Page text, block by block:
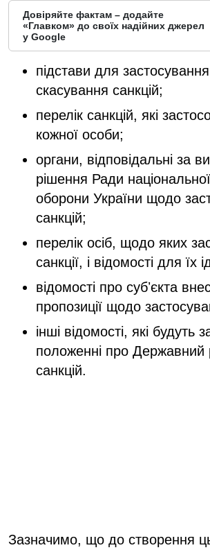
Довіряйте фактам – додайте
«Главком» до своїх надійних джерел
у Google
підстави для
скасування санкцій;
перелік санкцій, які
кожної особи;
органи, відповідальні за
рішення Ради
оборони України щодо
санкцій;
перелік осіб, щодо яких
санкції, і відомості для їх
відомості про субʼєкта
пропозиції щодо
інші відомості, які будуть
положенні про Державний
санкцій.
Зазначимо, що до створення